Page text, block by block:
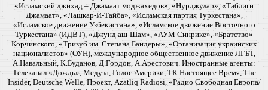
«Исламский джихад – Джамаат моджахедов», «Нурджулар», «Таблиги
Джамаат», «Лашкар-И-Тайба», «Исламская партия Туркестана»,
«Исламское движение Узбекистана», «Исламское движение Восточного
Туркестана» (ИДВТ), «Джунд аш-Шам», «АУМ Синрике», «Братство»
Корчинского, «Тризуб им. Степана Бандеры», «Организация украинских
националистов» (ОУН), международное общественное движение ЛГБТ,
А.Навальный, К.Буданов, Д.Гордон, А.Арестович. Иностранные агенты:
Телеканал «Дождь», Медуза, Голос Америки, ТК Настоящее Время, The
Insider, Deutsche Welle, Проект, Azatliq Radiosi, «Радио Свободная Европа/